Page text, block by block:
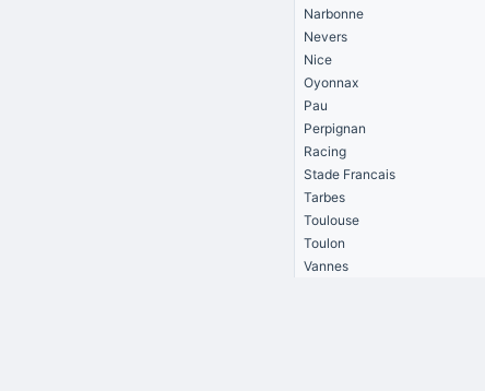
Narbonne
Nevers
Nice
Oyonnax
Pau
Perpignan
Racing
Stade Francais
Tarbes
Toulouse
Toulon
Vannes